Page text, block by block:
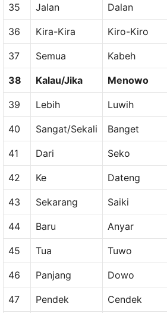
35 Jalan Dalan
36 Kira-Kira Kiro-Kiro
37 Semua Kabeh
38 Kalau/Jika Menowo
39 Lebih Luwih
40 Sangat/Sekali Banget
41 Dari Seko
42 Ke Dateng
43 Sekarang Saiki
44 Baru Anyar
45 Tua Tuwo
46 Panjang Dowo
47 Pendek Cendek